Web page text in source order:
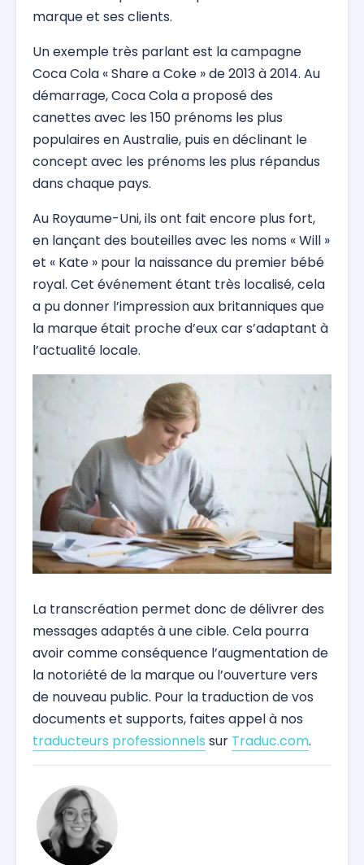
marque et ses clients.
Un exemple très parlant est la campagne
Coca Cola « Share a Coke » de 2013 à 2014. Au
démarrage, Coca Cola a proposé des
canettes avec les 150 prénoms les plus
populaires en Australie, puis en déclinant le
concept avec les prénoms les plus répandus
dans chaque pays.
Au Royaume-Uni, ils ont fait encore plus fort,
en lançant des bouteilles avec les noms « Will »
et « Kate » pour la naissance du premier bébé
royal. Cet événement étant très localisé, cela
a pu donner l’impression aux britanniques que
la marque était proche d’eux car s’adaptant à
l’actualité locale.
La transcréation permet donc de délivrer des
messages adaptés à une cible. Cela pourra
avoir comme conséquence l’augmentation de
la notoriété de la marque ou l’ouverture vers
de nouveau public. Pour la traduction de vos
documents et supports, faites appel à nos
traducteurs professionnels sur Traduc.com.